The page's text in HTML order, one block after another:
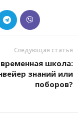
Следующая статья
школа:
знаний или
поборов?